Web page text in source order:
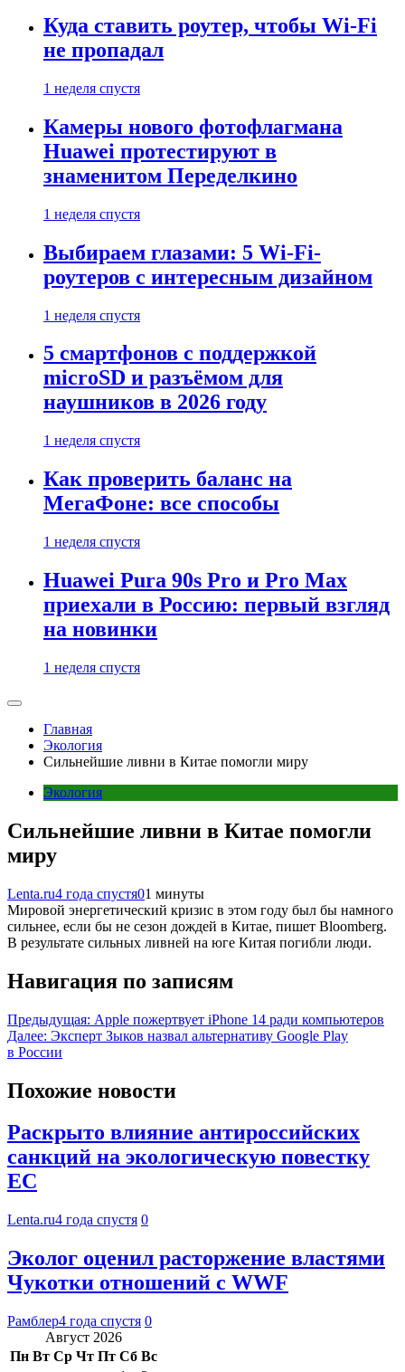
Куда ставить роутер, чтобы Wi-Fi
не пропадал
1 неделя спустя
Камеры нового фотофлагмана
Huawei протестируют в
знаменитом Переделкино
1 неделя спустя
Выбираем глазами: 5 Wi-Fi-
роутеров с интересным дизайном
1 неделя спустя
5 смартфонов с поддержкой
microSD и разъёмом для
наушников в 2026 году
1 неделя спустя
Как проверить баланс на
МегаФоне: все способы
1 неделя спустя
Huawei Pura 90s Pro и Pro Max
приехали в Россию: первый взгляд
на новинки
1 неделя спустя
Главная
Экология
Сильнейшие ливни в Китае помогли миру
Экология
Сильнейшие ливни в Китае помогли
миру
Lenta.ru4 года спустя01 минуты
Мировой энергетический кризис в этом году был бы намного
сильнее, если бы не сезон дождей в Китае, пишет Bloomberg.
В результате сильных ливней на юге Китая погибли люди.
Навигация по записям
Предыдущая: Apple пожертвует iPhone 14 ради компьютеров
Далее: Эксперт Зыков назвал альтернативу Google Play
в России
Похожие новости
Раскрыто влияние антироссийских
санкций на экологическую повестку
ЕС
Lenta.ru4 года спустя 0
Эколог оценил расторжение властями
Чукотки отношений с WWF
Рамблер4 года спустя 0
Август 2026
Пн Вт Ср Чт Пт Сб Вс